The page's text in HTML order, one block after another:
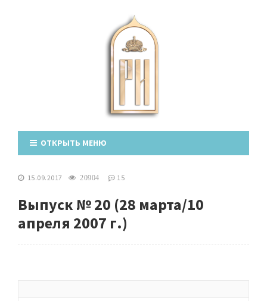
ОТКРЫТЬ МЕНЮ
15.09.2017 20904 15
Выпуск № 20 (28 марта/10
апреля 2007 г.)